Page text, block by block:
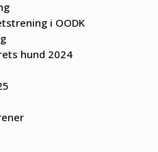
i OODK
hund 2024